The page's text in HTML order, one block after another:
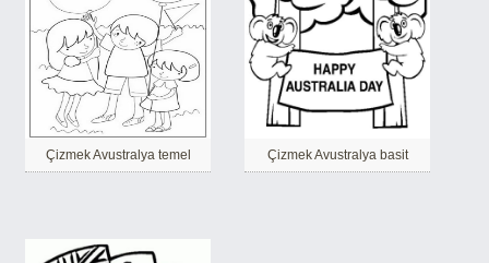
Çizmek Avustralya temel Çizmek Avustralya basit